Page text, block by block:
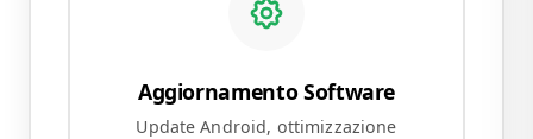
Aggiornamento Software
Update Android, ottimizzazione